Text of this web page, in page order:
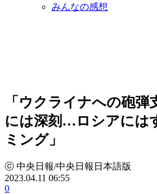
みんなの感想
「ウクライナへの砲弾
には深刻…ロシアには
ミング」
ⓒ 中央日報/中央日報日本語版
2023.04.11 06:55
0